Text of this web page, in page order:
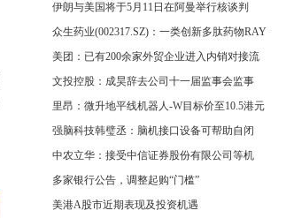
伊朗与美国将于5月11日在阿曼举行核谈判
众生药业(002317.SZ)：一类创新多肽药物RAY
美团：已有200余家外贸企业进入内销对接流
文投控股：成昊辞去公司十一届监事会监事
里昂：微升地平线机器人-W目标价至10.5港元
强脑科技韩璧丞：脑机接口设备可帮助自闭
中农立华：接受中信证券股份有限公司等机
多家银行公告，调整起购“门槛”
美港A股市近期表现及投资机遇